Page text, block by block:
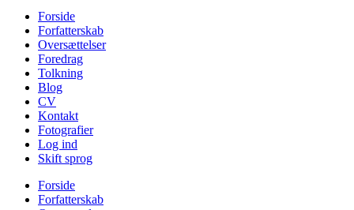
Forside
Forfatterskab
Oversættelser
Foredrag
Tolkning
Blog
CV
Kontakt
Fotografier
Log ind
Skift sprog
Forside
Forfatterskab